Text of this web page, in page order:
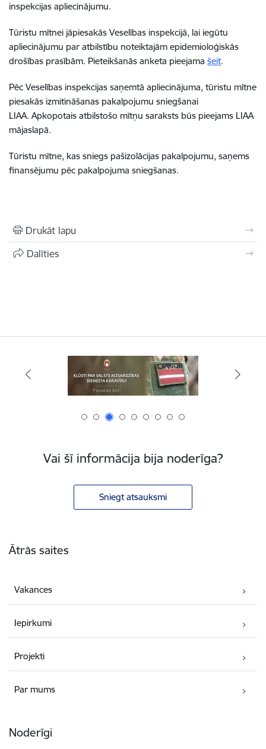
inspekcijas apliecinājumu.
Tūristu mītnei jāpiesakās Veselības inspekcijā, lai iegūtu
apliecinājumu par atbilstību noteiktajām epidemioloģiskās
drošības prasībām. Pieteikšanās anketa pieejama šeit.
Pēc Veselības inspekcijas saņemtā apliecinājuma, tūristu mītne
piesakās izmitināšanas pakalpojumu sniegšanai
LIAA. Apkopotais atbilstošo mītņu saraksts būs pieejams LIAA
mājaslapā.
Tūristu mītne, kas sniegs pašizolācijas pakalpojumu, saņems
finansējumu pēc pakalpojuma sniegšanas.
Drukāt lapu
Dalīties
Vai šī informācija bija noderīga?
Sniegt atsauksmi
Ātrās saites
Vakances
Iepirkumi
Projekti
Par mums
Noderīgi